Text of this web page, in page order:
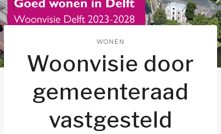
WONEN
Woonvisie door
gemeenteraad
vastgesteld